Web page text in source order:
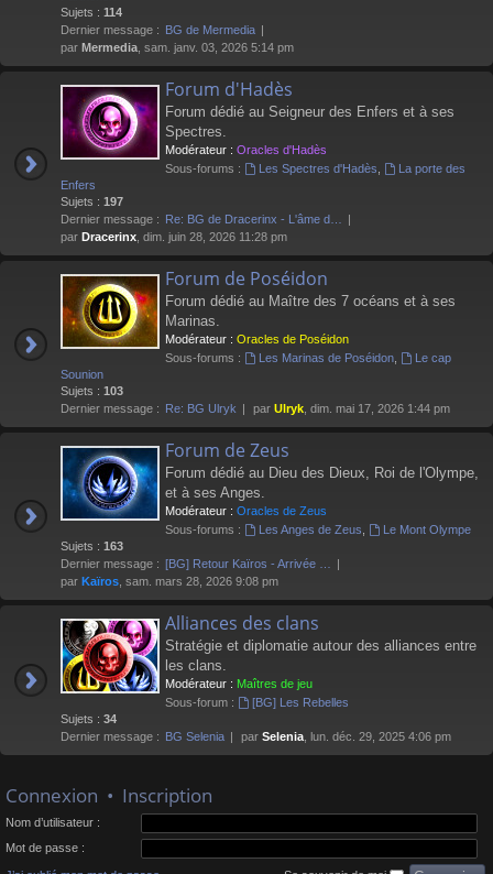
Sujets : 114
Dernier message : BG de Mermedia
par Mermedia , sam. janv. 03, 2026 5:14 pm
Forum d'Hadès
Forum dédié au Seigneur des Enfers et à ses
Spectres.
Modérateur : Oracles d'Hadès
Sous-forums :
Les Spectres d'Hadès
La porte des
Enfers
Sujets : 197
Dernier message : Re: BG de Dracerinx - L'âme d…
par Dracerinx , dim. juin 28, 2026 11:28 pm
Forum de Poséidon
Forum dédié au Maître des 7 océans et à ses
Marinas.
Modérateur : Oracles de Poséidon
Sous-forums :
Les Marinas de Poséidon,
Le cap
Sounion
Sujets : 103
Dernier message : Re: BG Ulryk par Ulryk , dim. mai 17, 2026 1:44 pm
Forum de Zeus
Forum dédié au Dieu des Dieux, Roi de l'Olympe,
et à ses Anges.
Modérateur : Oracles de Zeus
Sous-forums :
Les Anges de Zeus
Le Mont Olympe
Sujets : 163
Dernier message : [BG] Retour Kaïros - Arrivée …
par Kaïros , sam. mars 28, 2026 9:08 pm
Alliances des clans
Stratégie et diplomatie autour des alliances entre
les clans.
Modérateur : Maîtres de jeu
Sous-forum :
[BG] Les Rebelles
Sujets : 34
Dernier message : BG Selenia par Selenia , lun. déc. 29, 2025 4:06 pm
Connexion • Inscription
Nom d’utilisateur :
Mot de passe :